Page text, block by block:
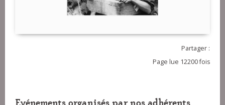
Partager :
Page lue 12200 fois
Evénements organisés par nos adhérents